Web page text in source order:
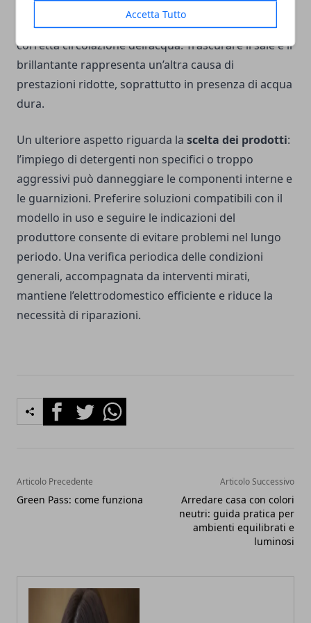
Accetta Tutto
risciacquo. Anche il sovraccarico della macchina
riduce l’efficacia del lavaggio, impedendo una
corretta circolazione dell’acqua. Trascurare il sale e il
brillantante rappresenta un’altra causa di
prestazioni ridotte, soprattutto in presenza di acqua
dura.
Un ulteriore aspetto riguarda la scelta dei prodotti:
l’impiego di detergenti non specifici o troppo
aggressivi può danneggiare le componenti interne e
le guarnizioni. Preferire soluzioni compatibili con il
modello in uso e seguire le indicazioni del
produttore consente di evitare problemi nel lungo
periodo. Una verifica periodica delle condizioni
generali, accompagnata da interventi mirati,
mantiene l’elettrodomestico efficiente e riduce la
necessità di riparazioni.
FacebookTwitterWhatsapp
Articolo Precedente
Green Pass: come funziona
Articolo Successivo
Arredare casa con colori
neutri: guida pratica per
ambienti equilibrati e
luminosi